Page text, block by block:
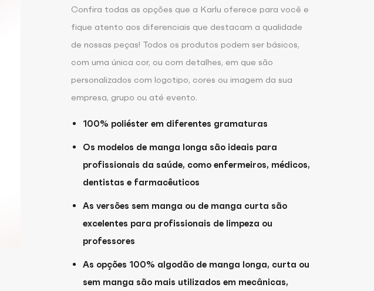
Confira todas as opções que a Karlu oferece para você e
fique atento aos diferenciais que destacam a qualidade
de nossas peças! Todos os produtos podem ser básicos,
com uma única cor, ou com detalhes, em que são
personalizados com logotipo, cores ou imagem da sua
empresa, grupo ou até evento.
100% poliéster em diferentes gramaturas
Os modelos de manga longa são ideais para
profissionais da saúde, como enfermeiros, médicos,
dentistas e farmacêuticos
As versões sem manga ou de manga curta são
excelentes para profissionais de limpeza ou
professores
As opções 100% algodão de manga longa, curta ou
sem manga são mais utilizados em mecânicas,